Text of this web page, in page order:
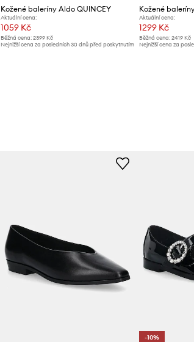
Kožené baleríny Aldo QUINCEY
Aktuální cena:
1059 Kč
Běžná cena:2399 Kč
Nejnižší cena za posledních 30 dnů před poskytnutím
Kožené baleríny
Aktuální cena:
1299 Kč
Běžná cena: 2419 Kč
Nejnižší cena za
-10%